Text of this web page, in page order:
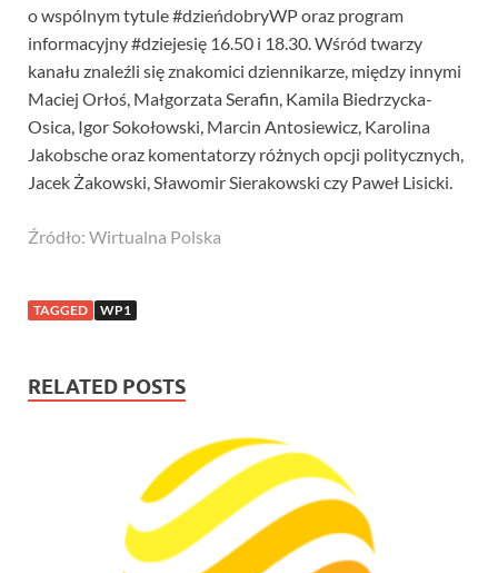
o wspólnym tytule #dzieńdobryWP oraz program
informacyjny #dziejesię 16.50 i 18.30. Wśród twarzy
kanału znaleźli się znakomici dziennikarze, między innymi
Maciej Orłoś, Małgorzata Serafin, Kamila Biedrzycka-
Osica, Igor Sokołowski, Marcin Antosiewicz, Karolina
Jakobsche oraz komentatorzy różnych opcji politycznych,
Jacek Żakowski, Sławomir Sierakowski czy Paweł Lisicki.
Źródło: Wirtualna Polska
TAGGED WP1
RELATED POSTS